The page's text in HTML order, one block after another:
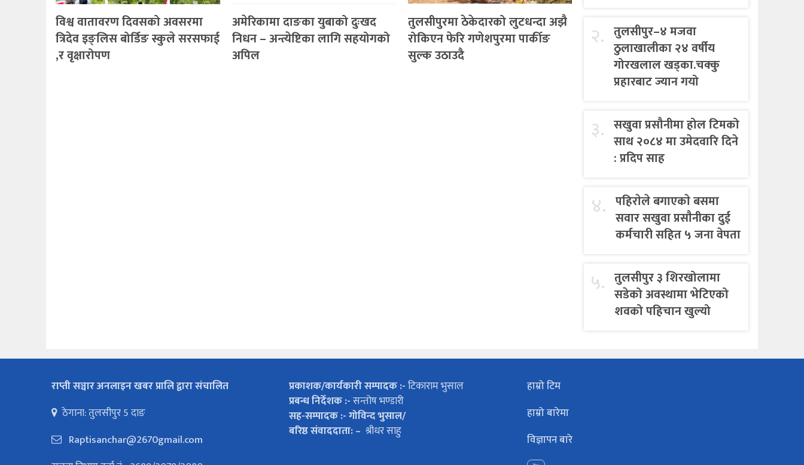
विश्व वातावरण दिवसको अवसरमा
त्रिदेव इङ्लिस बोर्डिङ स्कुले सरसफाई
,र वृक्षारोपण
अमेरिकामा दाङका युबाको दुःखद
निधन – अन्त्येष्टिका लागि सहयोगको
अपिल
तुलसीपुरमा ठेकेदारको लुटधन्दा अझै
रोकिएन फेरि गणेशपुरमा पार्कीङ
सुल्क उठाउदै
२. तुलसीपुर–४ मजवा
ठुलाखालीका २४ वर्षीय
गोरखलाल खड्का.चक्कु
प्रहारबाट ज्यान गयो
३. सखुवा प्रसौनीमा होल टिमको
साथ २०८४ मा उमेदवारि दिने
: प्रदिप साह
४. पहिराेले बगाएकाे बसमा
सवार सखुवा प्रसाैनीका दुई
कर्मचारी सहित ५ जना वेपता
५. तुलसीपुर ३ शिरखोलामा
सडेको अवस्थामा भेटिएको
शवको पहिचान खुल्यो
राप्ती सञ्चार अनलाइन खबर प्रालि द्वारा संचालित
ठेगाना: तुलसीपुर 5 दाङ
Raptisanchar@2670gmail.com
प्रकाशक/कार्यकारी सम्पादक :-टिकाराम भुसाल
प्रबन्ध निर्देशक :-सन्तोष भण्डारी
सह-सम्पादक :- गोविन्द भुसाल/
बरिष्ठ संवाददाता: – श्रीधर साहु
हाम्रो टिम
हाम्रो बारेमा
विज्ञापन बारे